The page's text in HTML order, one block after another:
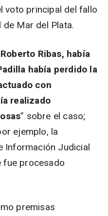
voto principal del fallo
de Mar del Plata.
Roberto Ribas, había
había perdido la
con
realizado
” sobre el caso;
ejemplo, la
Información Judicial
fue procesado
premisas